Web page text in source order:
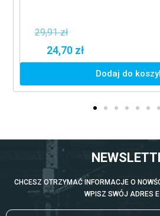
29,91 zł
24,70 zł
Dodaj do
CHCESZ OTRZYMAĆ INFORMACJE O
WPISZ SWÓJ ADRES